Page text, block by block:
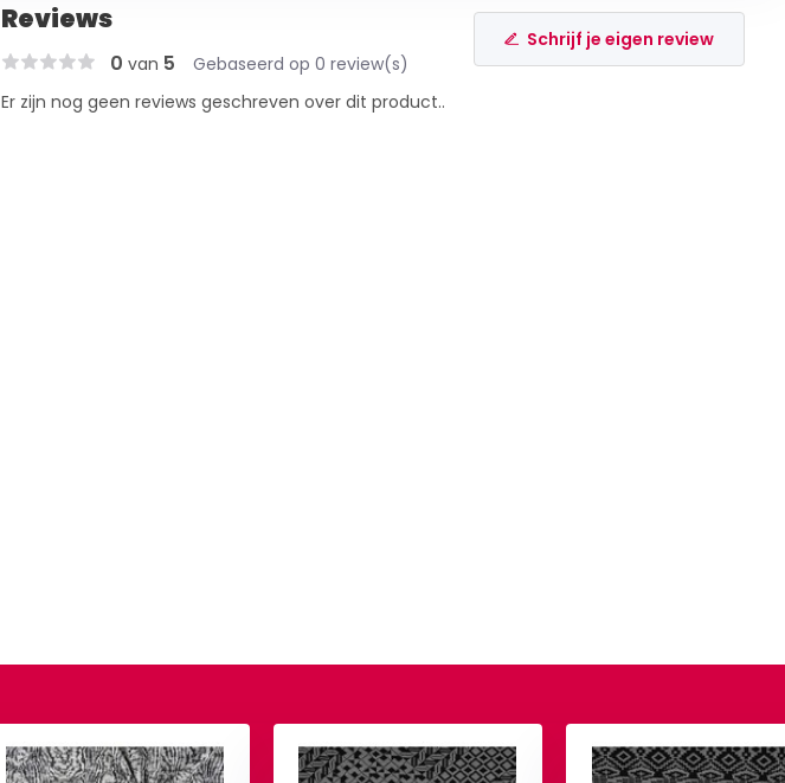
Reviews
0 van 5 Gebaseerd op 0 review(s)
Schrijf je eigen review
Er zijn nog geen reviews geschreven over dit product..